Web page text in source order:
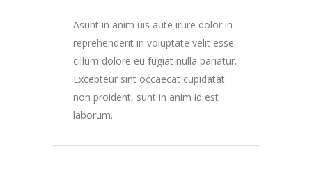
Asunt in anim uis aute irure dolor in
reprehenderit in voluptate velit esse
cillum dolore eu fugiat nulla pariatur.
Excepteur sint occaecat cupidatat
non proident, sunt in anim id est
laborum.